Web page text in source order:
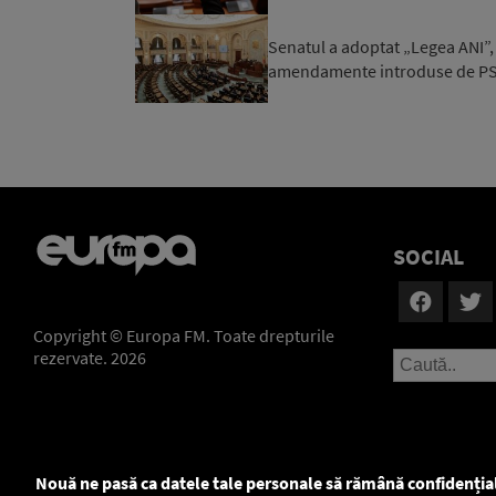
Senatul a adoptat „Legea
amendamente introduse de
Copyright © Europa FM. Toate drepturile
rezervate. 2026
SOCIAL
Nouă ne pasă ca datele tale personale să rămână